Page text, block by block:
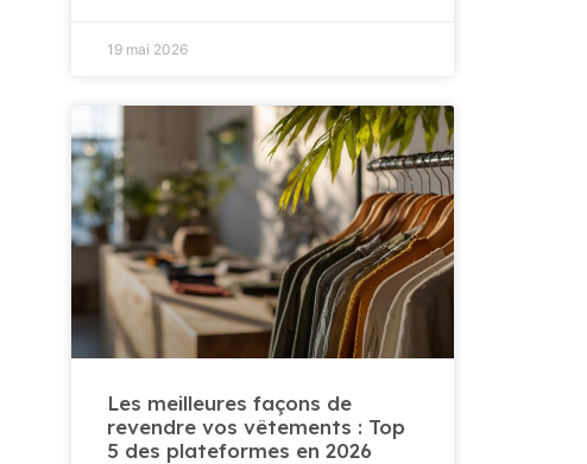
19 mai 2026
Les meilleures façons de
revendre vos vêtements : Top
5 des plateformes en 2026